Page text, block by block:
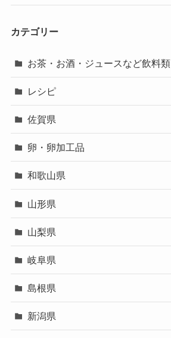
カテゴリー
お茶・お酒・ジュースなど飲料類
レシピ
佐賀県
卵・卵加工品
和歌山県
山形県
山梨県
岐阜県
島根県
新潟県